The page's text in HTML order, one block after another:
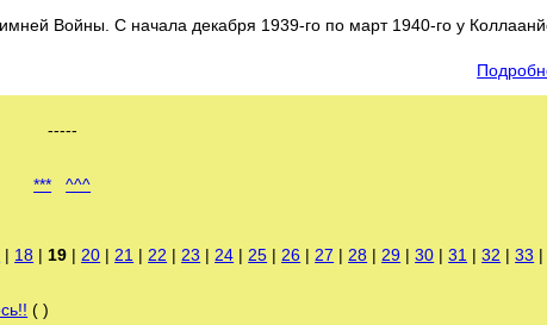
Войны. С начала декабря 1939-го по март 1940-го у
-----
*** ^^^
| 18 | 19 | 20 | 21 | 22 | 23 | 24 | 25 | 26 | 27 | 28 | 29 |30 |31 |32 |33
( )